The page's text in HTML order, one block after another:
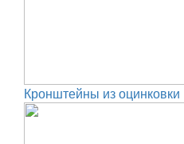
Кронштейны из оцинковки